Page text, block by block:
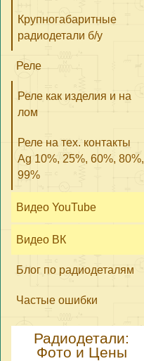
Крупногабаритные
радиодетали б/у
Реле
Реле как изделия и на
лом
Реле на тех. контакты
Ag 10%, 25%, 60%, 80%,
99%
Видео YouTube
Видео ВК
Блог по радиодеталям
Частые ошибки
Радиодетали:
Фото и Цены